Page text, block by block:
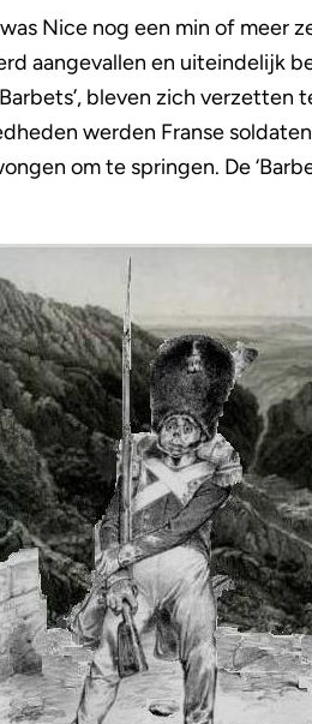
Nice nog een min of meer
aangevallen en uiteindelijk
bleven zich
werden Franse
om te springen. De